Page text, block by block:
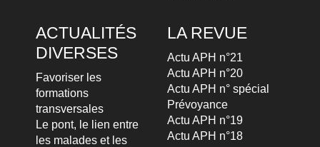
ACTUALITÉS
DIVERSES
Favoriser les
formations
transversales
Le pont, le lien entre
les malades et les
LA REVUE
Actu APH n°21
Actu APH n°20
Actu APH n° spécial
Prévoyance
Actu APH n°19
Actu APH n°18